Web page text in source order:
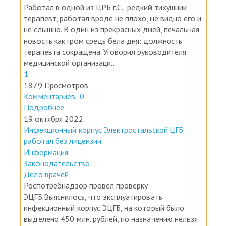
Работал в одной из ЦРБ г.С., редкий тихушник
терапевт, работал вроде не плохо, не видно его и
не слышно. В один из прекрасных дней, печальная
новость как гром средь бела дня: должность
терапевта сокращена. Уговорил руководителя
медицинской организаци...
1
1879 Просмотров
Комментариев: 0
Подробнее
19 октября 2022
Инфекционный корпус Электростальской ЦГБ
работал без лицензии
Информация
Законодательство
Дело врачей
Роспотребнадзор провел проверку
ЭЦГБ.Выяснилось, что эксплуатировать
инфекционный корпус ЭЦГБ, на который было
выделено 450 млн. рублей, по назначению нельзя